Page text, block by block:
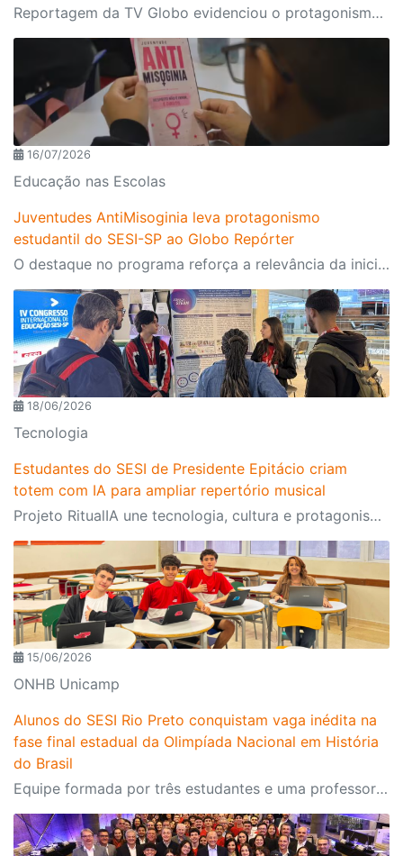
Reportagem da TV Globo evidenciou o protagonismo dos estudantes, o engajamento da comunidade escolar e a atuação do programa, presente nas 134 escolas da rede. A iniciativa também ganhou destaque em outros importantes veículos de imprensa ao longo do primeiro semestre
16/07/2026
Educação nas Escolas
Juventudes AntiMisoginia leva protagonismo
estudantil do SESI-SP ao Globo Repórter
O destaque no programa reforça a relevância da iniciativa e mostra como a educação pode contribuir para enfrentar desafios contemporâneos
18/06/2026
Tecnologia
Estudantes do SESI de Presidente Epitácio criam
totem com IA para ampliar repertório musical
Projeto RitualIA une tecnologia, cultura e protagonismo estudantil e é destaque no IV Congresso Internacional de Educação do SESI-SP
15/06/2026
ONHB Unicamp
Alunos do SESI Rio Preto conquistam vaga inédita na
fase final estadual da Olimpíada Nacional em História
do Brasil
Equipe formada por três estudantes e uma professora orientadora avança para a 5ª fase da competição promovida pela Unicamp